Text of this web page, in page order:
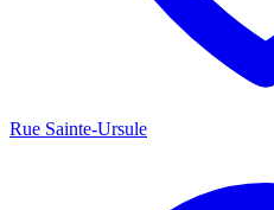
Rue Sainte-Ursule